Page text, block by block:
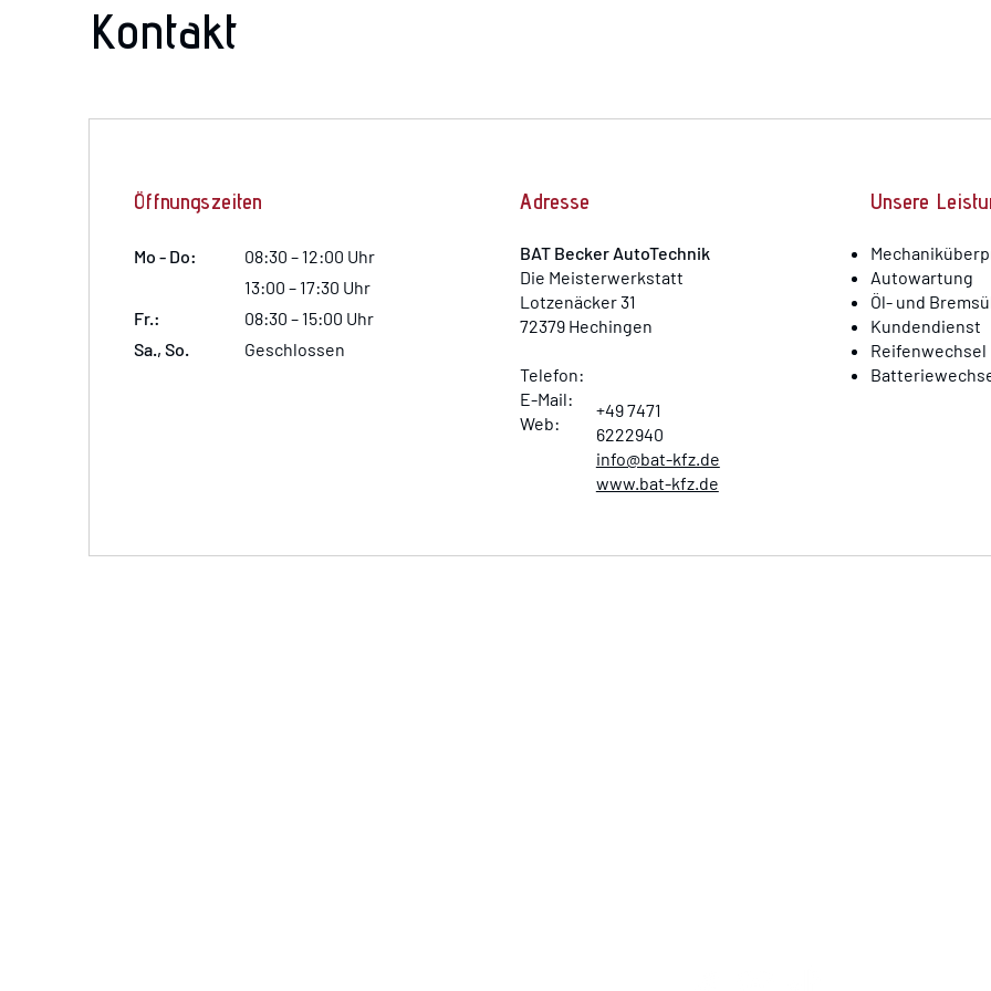
Kontakt
Öffnungszeiten
Mo - Do:
Fr.:
Sa., So.
08:30 – 12:00 Uhr
13:00 – 17:30 Uhr
08:30 – 15:00 Uhr
Geschlossen
Adresse
BAT Becker AutoTechnik
Die Meisterwerkstatt
Lotzenäcker 31
72379 Hechingen
Telefon:
E-Mail:
Web:
+49 7471
6222940
info@bat-kfz.de
www.bat-kfz.de
Unsere
Autowartung
Öl- und
Kundendienst
Reifenwechsel